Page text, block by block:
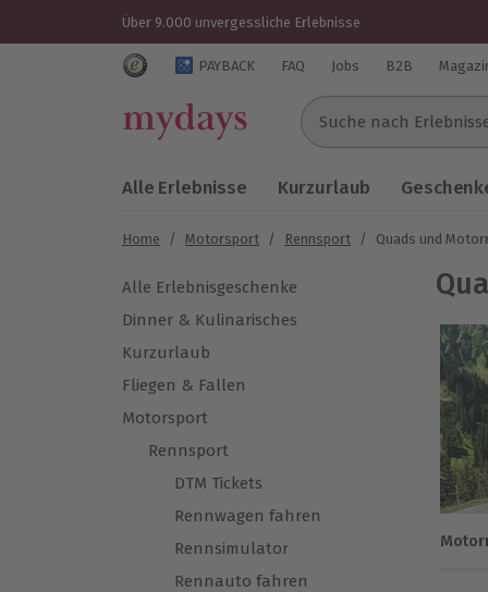
Über 9.000 unvergessliche Erlebnisse
Trustedshops Bewertungen für mydays.de
PAYBACK FAQ Jobs B2B
Suche nach
Alle Erlebnisse Kurzurlaub
Home / Motorsport / Rennsport / Quads und
Alle Erlebnisgeschenke
Dinner & Kulinarisches
Kurzurlaub
Fliegen & Fallen
Motorsport
Rennsport
DTM Tickets
Rennwagen fahren
Rennsimulator
Rennauto fahren